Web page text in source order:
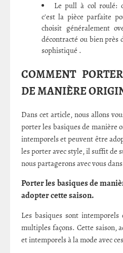
Le pull à col roulé:
c'est la pièce parfaite
choisit généralement
décontracté ou bien près
sophistiqué .
COMMENT
DE MANIÈRE
Dans cet article, nous allons
porter les basiques de manière
intemporels et peuvent être
les porter avec style, il suffit de
nous partagerons avec vous
Porter les basiques de
adopter cette saison.
Les basiques sont
multiples façons. Cette saison,
et intemporels à la mode avec